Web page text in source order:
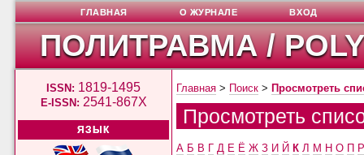
ПОЛИТРАВМА /
ISSN: 1819-1495
E-ISSN: 2541-867X
ЯЗЫК
ГЛАВНАЯ О ЖУРНАЛЕ ВХОД
Главная > Поиск > Просмотреть
Просмотреть
А Б В Г Д Е Ё Ж З И Й К Л М Н О П